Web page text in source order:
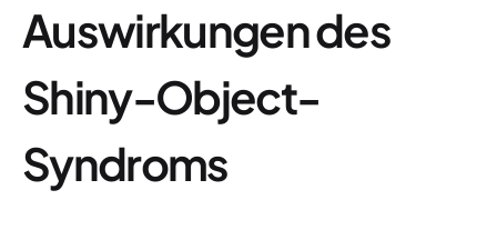
Auswirkungen des
Shiny-Object-
Syndroms